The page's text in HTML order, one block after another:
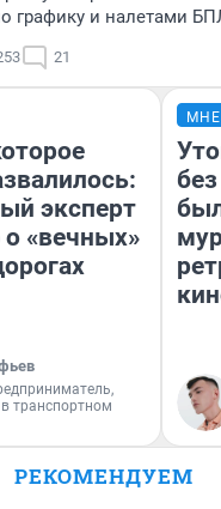
графику и налетами
21
эксперт
«вечных»
транспортном
РЕКОМЕНДУЕМ